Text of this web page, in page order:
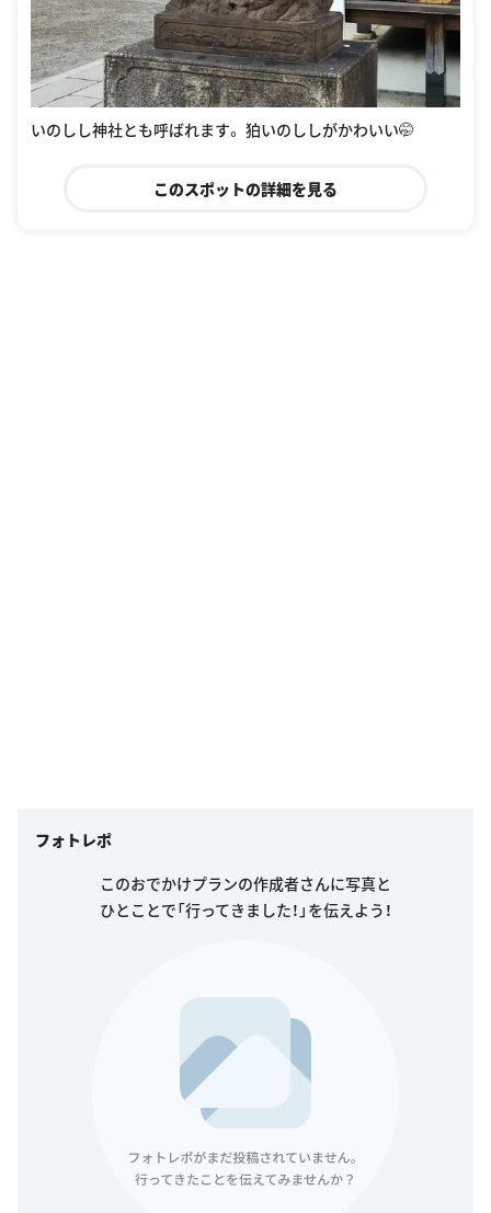
いのしし神社とも呼ばれます。 狛いのししがかわいい🤭
このスポットの詳細を見る
フォトレポ
このおでかけプランの作成者さんに写真と
ひとことで「行ってきました！」を伝えよう！